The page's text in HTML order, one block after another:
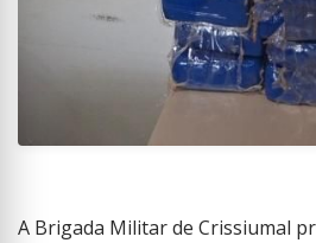
A Brigada Militar de Crissiumal